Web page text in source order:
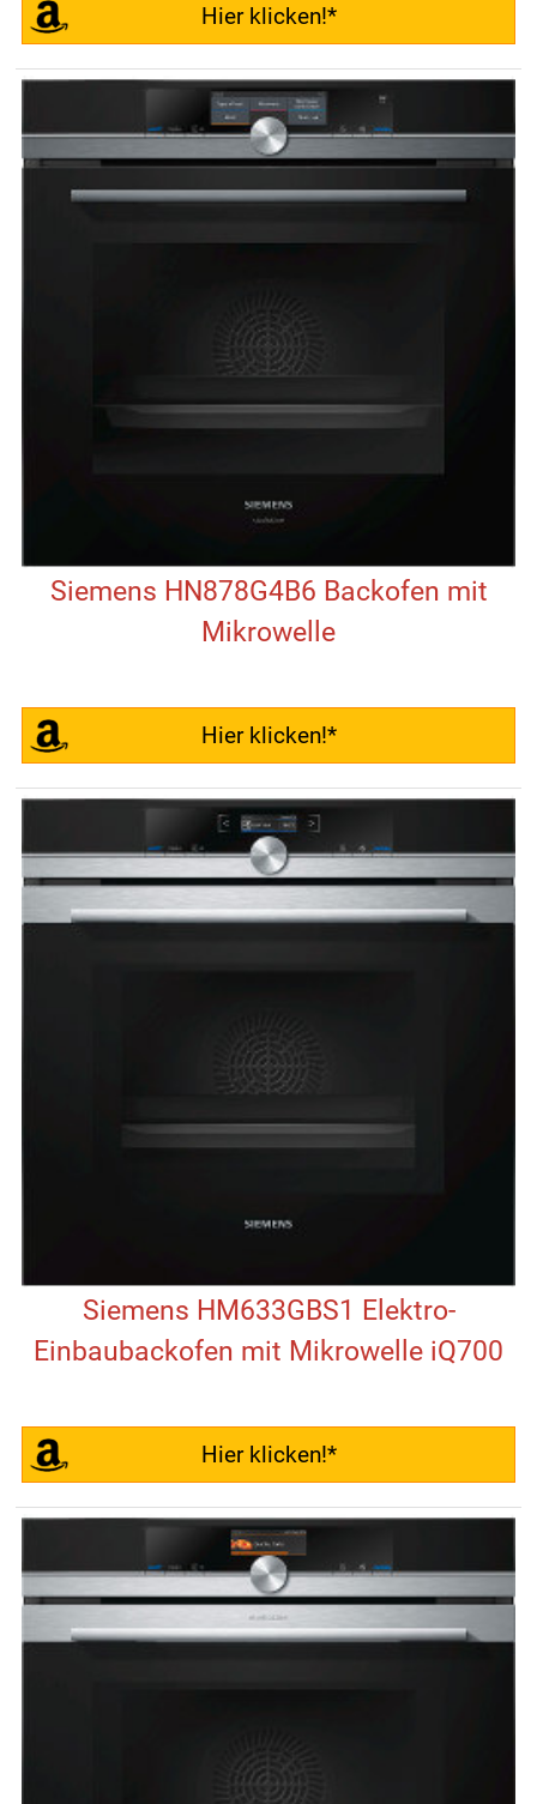
Hier klicken!*
Siemens HN878G4B6 Backofen mit
Mikrowelle
Hier klicken!*
Siemens HM633GBS1 Elektro-
Einbaubackofen mit Mikrowelle iQ700
Hier klicken!*